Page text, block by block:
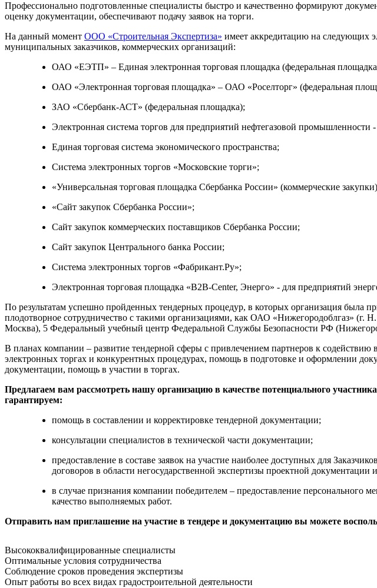
Профессионально подготовленные специалисты быстро и качественно формируют
оценку документации, обеспечивают подачу заявок на торги.
На данный момент ООО «Строительная Экспертиза» имеет аккредитацию на следующих
муниципальных заказчиков, коммерческих организаций:
ОАО «ЕЭТП» – Единая электронная торговая площадка (федеральная
ОАО «Электронная торговая площадка» – ОАО «Роселторг» (федеральная
ЗАО «Сбербанк-АСТ» (федеральная площадка);
Электронная система торгов для предприятий нефтегазовой промышленности
Единая торговая система экономического пространства;
Система электронных торгов «Московские торги»;
«Универсальная торговая площадка Сбербанка России» (коммерческие
«Сайт закупок Сбербанка России»;
Сайт закупок коммерческих поставщиков Сбербанка России;
Сайт закупок Центрального банка России;
Система электронных торгов «Фабрикант.Ру»;
Электронная торговая площадка «B2B-Center, Энерго» - для предприятий
По результатам успешно пройденных тендерных процедур, в которых организация была
плодотворное сотрудничество с такими организациями, как ОАО «Нижегородоблгаз»
Москва), 5 Федеральный учебный центр Федеральной Службы Безопасности РФ
В планах компании – развитие тендерной сферы с привлечением партнеров к
электронных торгах и конкурентных процедурах, помощь в подготовке и оформлении
документации, помощь в участии в торгах.
Предлагаем вам рассмотреть нашу организацию в качестве потенциального
гарантируем:
помощь в составлении и корректировке тендерной документации;
консультации специалистов в технической части документации;
предоставление в составе заявок на участие наиболее доступных для
договоров в области негосударственной экспертизы проектной
в случае признания компании победителем – предоставление персонального
качество выполняемых работ.
Отправить нам приглашение на участие в тендере и документацию вы можете
Высококвалифицированные специалисты
Оптимальные условия сотрудничества
Соблюдение сроков проведения экспертизы
Опыт работы во всех видах градостроительной деятельности